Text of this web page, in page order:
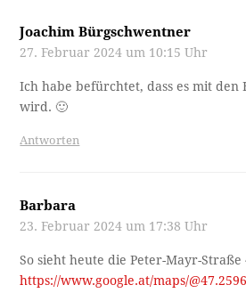
Joachim Bürgschwentner
27. Februar 2024 um 10:15 Uhr
Ich habe befürchtet, dass es mit den
wird. 🙂
Antworten
Barbara
23. Februar 2024 um 17:38 Uhr
So sieht heute die Peter-Mayr-Straße
https://www.google.at/maps/